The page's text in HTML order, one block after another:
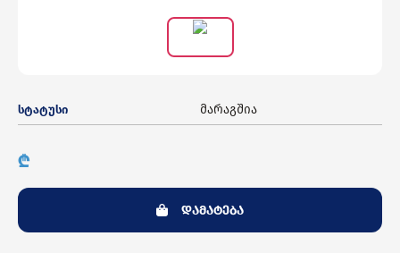
სტატუსი მარაგშია
₾
დამატება